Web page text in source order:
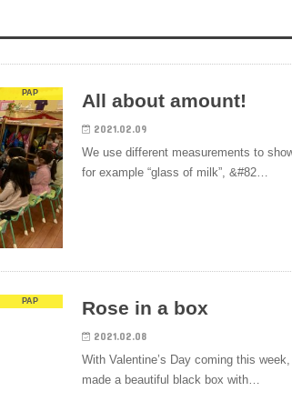
PAP All about amount!
2021.02.09
We use different measurements to
for example “glass of milk”, &#82…
PAP Rose in a box
2021.02.08
With Valentine’s Day coming this
made a beautiful black box with…